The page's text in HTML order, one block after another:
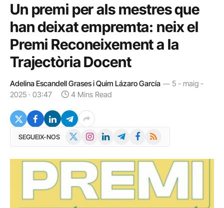
Un premi per als mestres que
han deixat empremta: neix el
Premi Reconeixement a la
Trajectòria Docent
Adelina Escandell Grases i Quim Lázaro García
5 - maig -
2025 · 03:47
4 Mins Read
SEGUEIX-NOS InstagramLinkedInTelegramFacebook
RSS